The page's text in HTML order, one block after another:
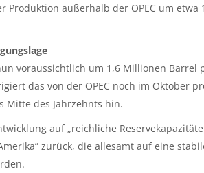
Produktion außerhalb der OPEC um
voraussichtlich um 1,6 Millionen Barrel
das von der OPEC noch im Oktober
Mitte des Jahrzehnts hin.
auf „reichliche
zurück, die allesamt auf eine